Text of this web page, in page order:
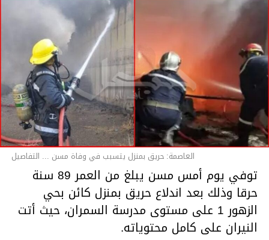
العاصمة: حريق بمنزل يتسبب في وفاة مسن ... التفاصيل
توفي يوم أمس مسن يبلغ من العمر 89 سنة
حرقا وذلك بعد اندلاع حريق بمنزل كائن بحي
الزهور 1 على مستوى مدرسة السمران، حيث أتت
النيران على كامل محتوياته.